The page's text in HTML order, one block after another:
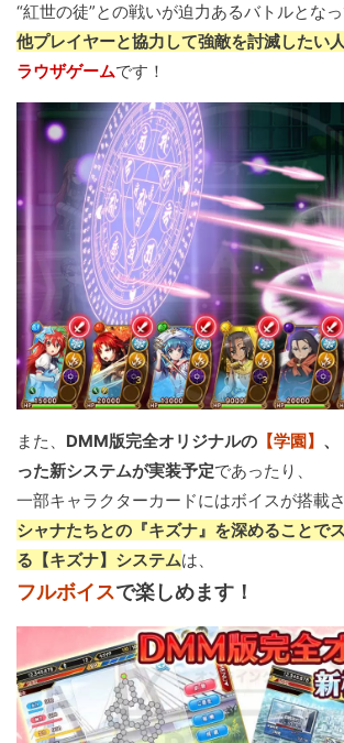
“紅世の徒”との戦いが迫力あるバトルとな
他プレイヤーと協力して強敵を討滅したい
ラウザゲームです！
また、 DMM版完全オリジナルの 【学園】 、
った新システムが実装予定であったり、
一部キャラクターカードにはボイスが搭載さ
シャナたちとの『キズナ』を深めることで
る【キズナ】システムは、
フルボイスで楽しめます！